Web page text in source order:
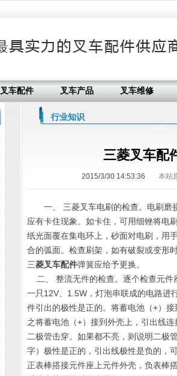
叉车配件 叉车产品 叉车维修
行业知识
三菱叉车配
2015/3/30 14:53:36 本站
一、 三菱叉车电刷的检查。电刷磨
应有卡住现象。如卡住，可用细锉将电
纸光面覆在集电环上，砂面对电刷，用
合的弧面。检查刷架，如有破裂或变形
三菱叉车配件弹簧应给予更换。
二、 整流无件的检查。逐个检查元件
一只12V、1.5W，灯泡串联成的电路进
件引出的极性是正的。将蓄电池（+）
之将蓄电池（+）接到外壳上，引出线
二极管击穿。如果都不亮，则说明二极
字）极性是正的，引出线极性是负的，
正表棒搭接元件座上元件外壳，负表棒